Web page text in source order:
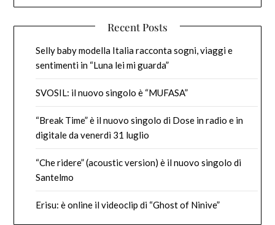
Recent Posts
Selly baby modella Italia racconta sogni, viaggi e
sentimenti in “Luna lei mi guarda”
SVOSIL: il nuovo singolo è “MUFASA”
“Break Time” è il nuovo singolo di Dose in radio e in
digitale da venerdì 31 luglio
“Che ridere” (acoustic version) è il nuovo singolo di
Santelmo
Erisu: è online il videoclip di “Ghost of Ninive”